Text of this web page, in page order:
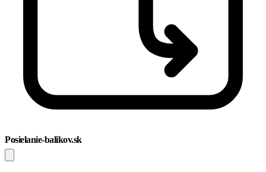
Posielanie-balikov.sk